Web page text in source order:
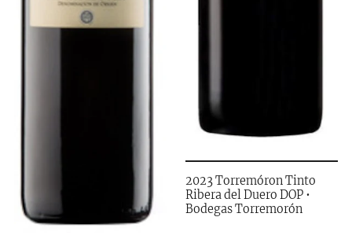
2023 Torremóron Tinto
Ribera del Duero DOP •
Bodegas Torremorón